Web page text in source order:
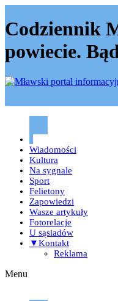
Codziennik
powiecie.
Codziennik
Wiadomości
Kultura
Na sygnale
Sport
Felietony
Zapowiedzi
Wasze artykuły
Fotorelacje
U sąsiadów
▼Kontakt
Reklama
Menu